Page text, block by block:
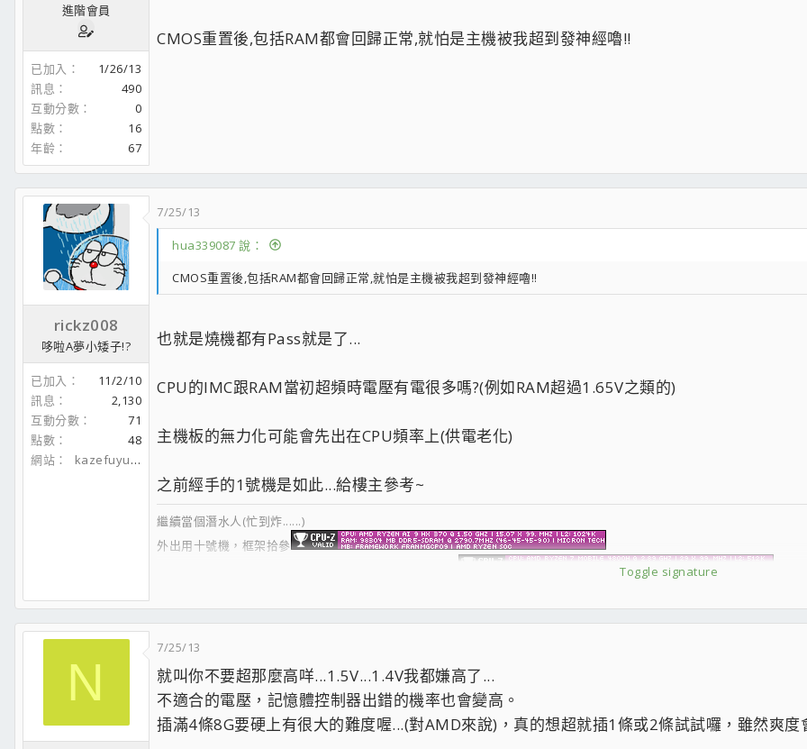
進階會員
已加入
1/26/13
訊息
490
互動分數
0
點數
16
年齡
67
CMOS重置後,包括RAM都會回歸正常,就怕是主機被我超到發神經嚕!!
rickz008
哆啦A夢小矮子!?
已加入
11/2/10
訊息
2,130
互動分數
71
點數
48
網站
kazefuyuotsukai.blogspot.com
7/25/13
hua339087 說：
CMOS重置後,包括RAM都會回歸正常,就怕是主機被我超到發神經嚕!!
也就是燒機都有Pass就是了...
CPU的IMC跟RAM當初超頻時電壓有電很多嗎?(例如RAM超過1.65V之類的)
主機板的無力化可能會先出在CPU頻率上(供電老化)
之前經手的1號機是如此...給樓主參考~
Toggle signature
繼續當個潛水人(忙到炸......)
外出用十號機，框架拾參
MB:MSI MPG X870E CARBON WIFI
SSD:Kingston KC3000 2TB+Seagate FireCuda 530 2TB+Team MP34 1TB
VGA:GeForce RTX™ 5070 Ti EAGLE OC SFF 16G
CASE:Fractal Design Define R6 USB-C TG Black(續用)
N
7/25/13
就叫你不要超那麼高咩...1.5V...1.4V我都嫌高了...
不適合的電壓，記憶體控制器出錯的機率也會變高。
插滿4條8G要硬上有很大的難度喔...(對AMD來說)，真的想超就插1條或2條試試囉，雖然爽度